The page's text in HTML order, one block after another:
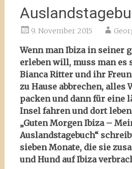
9. November 2015
Wenn man Ibiza in seiner
erleben will, muss man es
Bianca Ritter und ihr
zu Hause abbrechen, alles
packen und dann für eine
Insel fahren und dort
„Guten Morgen Ibiza –
Auslandstagebuch“
sieben Monate, die sie
und Hund auf Ibiza